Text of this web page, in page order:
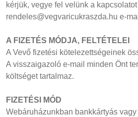
kérjük, vegye fel velünk a kapcsolatot
rendeles@vegvaricukraszda.hu e-
A FIZETÉS MÓDJA, FELTÉTELEI
A Vevő fizetési kötelezettségeinek
A visszaigazoló e-mail minden Önt
költséget tartalmaz.
FIZETÉSI MÓD
Webáruházunkban bankkártyás